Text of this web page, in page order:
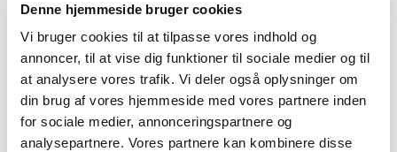
Denne hjemmeside bruger cookies
Vi bruger cookies til at tilpasse vores indhold og
annoncer, til at vise dig funktioner til sociale medier og til
at analysere vores trafik. Vi deler også oplysninger om
din brug af vores hjemmeside med vores partnere inden
for sociale medier, annonceringspartnere og
analysepartnere. Vores partnere kan kombinere disse
Start side nr.
68
Antal sider
7,0
Skribent
Britt Carlsen